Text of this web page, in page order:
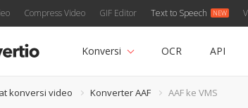
Compress Video GIF Editor Text to Speech
Konversi OCR API
konversi video Konverter AAF AAF ke VMS